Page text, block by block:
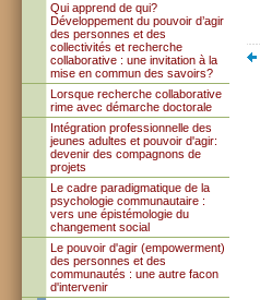
Qui apprend de qui?
Développement du pouvoir d’agir
des personnes et des
collectivités et recherche
collaborative : une invitation à la
mise en commun des savoirs?
Lorsque recherche collaborative
rime avec démarche doctorale
Intégration professionnelle des
jeunes adultes et pouvoir d'agir:
devenir des compagnons de
projets
Le cadre paradigmatique de la
psychologie communautaire :
vers une épistémologie du
changement social
Le pouvoir d'agir (empowerment)
des personnes et des
communautés : une autre facon
d'intervenir